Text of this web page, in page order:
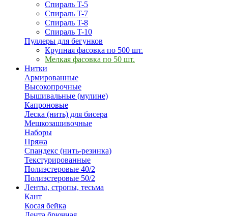
Спираль T-5
Спираль T-7
Спираль T-8
Спираль T-10
Пуллеры для бегунков
Крупная фасовка по 500 шт.
Мелкая фасовка по 50 шт.
Нитки
Армированные
Высокопрочные
Вышивальные (мулине)
Капроновые
Леска (нить) для бисера
Мешкозашивочные
Наборы
Пряжа
Спандекс (нить-резинка)
Текстурированные
Полиэстеровые 40/2
Полиэстеровые 50/2
Ленты, стропы, тесьма
Кант
Косая бейка